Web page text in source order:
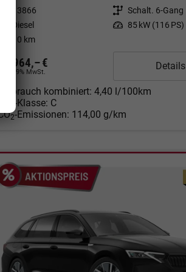
13866 Getriebe Schalt. 6-Gang
Diesel Leistung 85 kW (116 PS)
10 km
30.964,– €
incl. 19% MwSt.
Details
Verbrauch kombiniert: 4,40 l/100km
-Klasse: C
2-Emissionen: 114,00 g/km